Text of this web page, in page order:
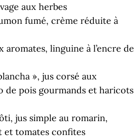
aux herbes
fumé, crème réduite à
aromates, linguine à l’encre de
», jus corsé aux
de pois gourmands et haricots
jus simple au romarin,
et tomates confites